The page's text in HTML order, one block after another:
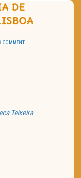
DE
COMMENT
Teixeira